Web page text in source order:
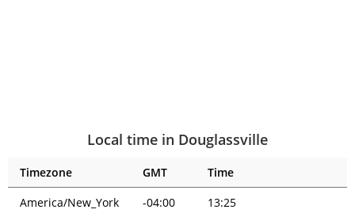
Local time in Douglassville
Timezone GMT
Time
America/New_York
-04:00 13:25